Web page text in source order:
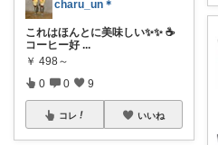
charu_un＊
これはほんとに美味しい✨✨ ☕️
コーヒー好 ...
￥ 498～
0 0 9
コレ いいね